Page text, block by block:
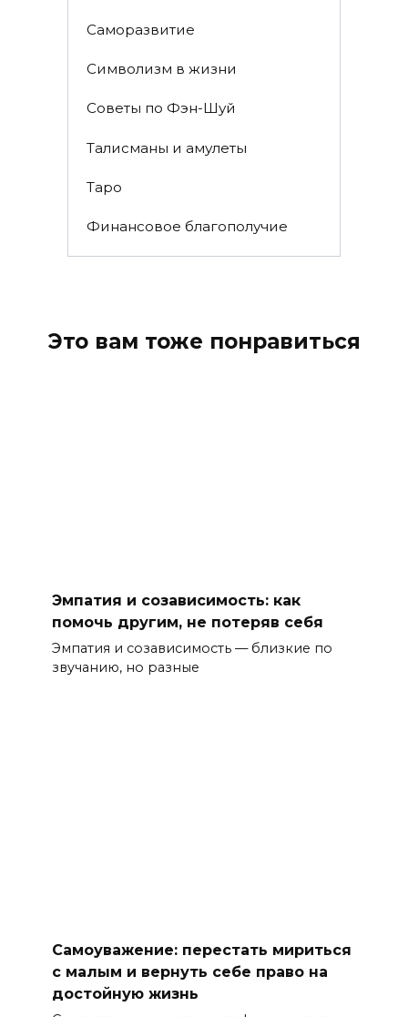
Саморазвитие
Символизм в жизни
Советы по Фэн-Шуй
Талисманы и амулеты
Таро
Финансовое благополучие
Это вам тоже понравиться
Эмпатия и созависимость: как
помочь другим, не потеряв себя
Эмпатия и созависимость — близкие по
звучанию, но разные
Самоуважение: перестать мириться
с малым и вернуть себе право на
достойную жизнь